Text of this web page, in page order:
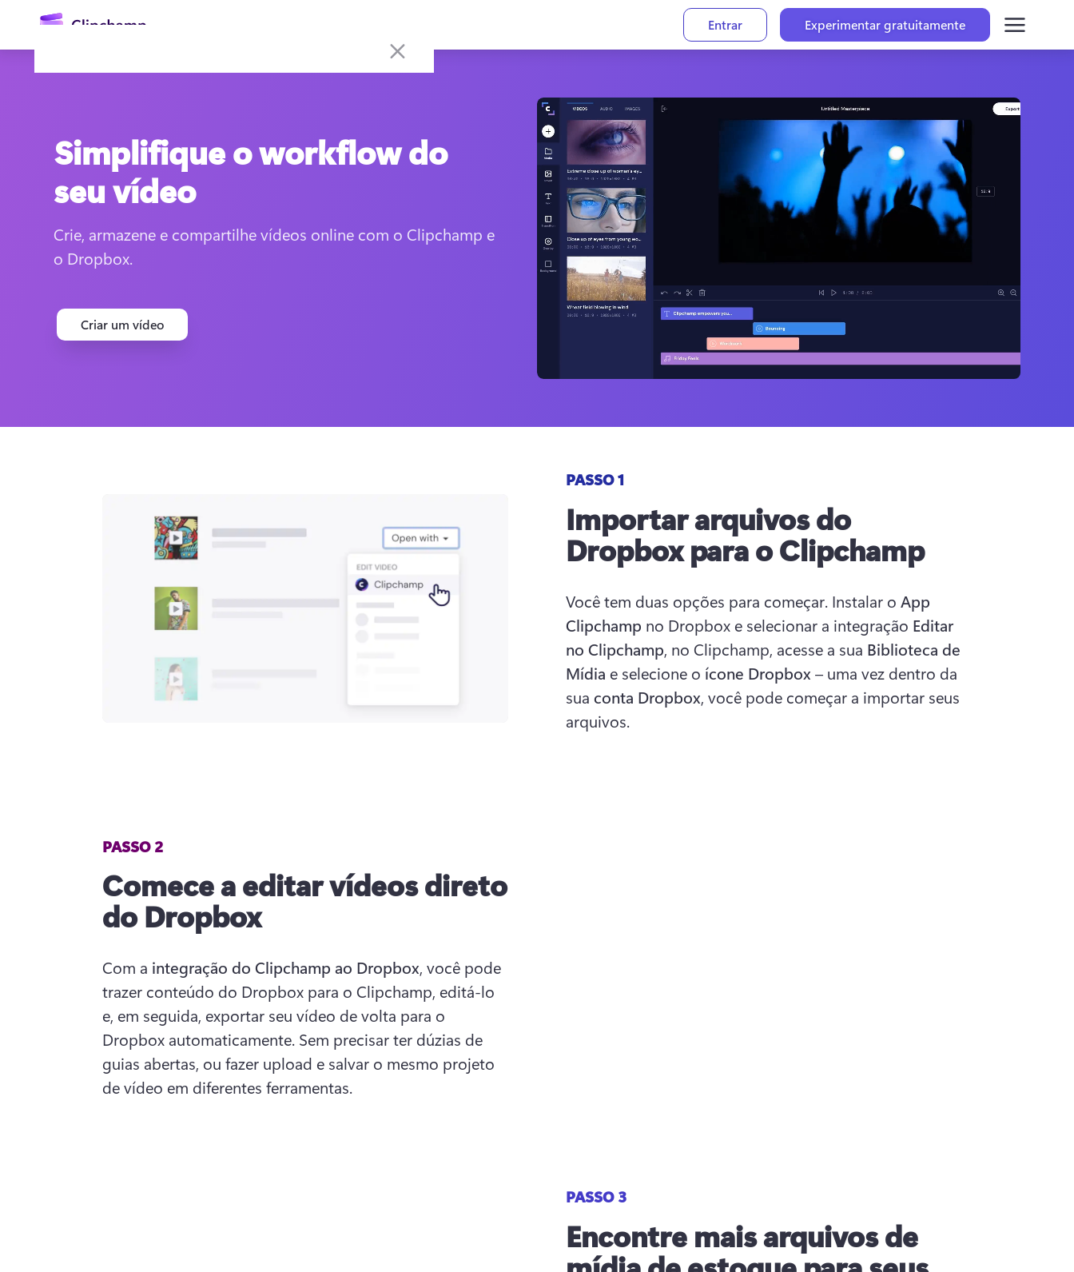
conteúdo
Entrar Experimentar gratuitamente
Entrar
Simplifique o workflow do
seu vídeo
Crie, armazene e compartilhe vídeos online com o Clipchamp e
o Dropbox.
Criar um vídeo
PASSO 1
Importar arquivos do
Dropbox para o Clipchamp
Você tem duas opções para começar. Instalar o App
Clipchamp no Dropbox e selecionar a integração Editar
no Clipchamp, no Clipchamp, acesse a sua Biblioteca de
Mídia e selecione o ícone Dropbox – uma vez dentro da
sua conta Dropbox, você pode começar a importar seus
arquivos.
PASSO 2
Comece a editar vídeos direto
do Dropbox
Com a integração do Clipchamp ao Dropbox, você pode
trazer conteúdo do Dropbox para o Clipchamp, editá-lo
e, em seguida, exportar seu vídeo de volta para o
Dropbox automaticamente. Sem precisar ter dúzias de
guias abertas, ou fazer upload e salvar o mesmo projeto
de vídeo em diferentes ferramentas.
PASSO 3
Encontre mais arquivos de